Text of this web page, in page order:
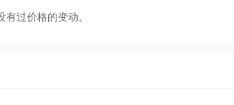
过价格的变动。